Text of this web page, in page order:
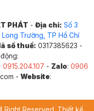
PHÁT - Địa chỉ: Số 3
Trường, TP Hồ Chí
số thuế: 0317385623 -
- Zalo: 0906
- Website: